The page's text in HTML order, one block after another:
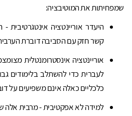
שמפחיתות את המוטיבציה:
היעדר אוריינטציה אינטגרטיבית -
קשר חזק עם הסביבה דוברת
אוריינטציה אינסטרומנטלית
לעברית כדי להשתלב בלימודים
כלכליים כאלה אינם משפיעים על
למידה לא אפקטיבית - מרבית אלה